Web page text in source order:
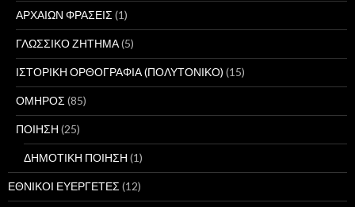
ΑΡΧΑΙΩΝ ΦΡΑΣΕΙΣ (1)
ΓΛΩΣΣΙΚΟ ΖΗΤΗΜΑ(5)
ΙΣΤΟΡΙΚΗ ΟΡΘΟΓΡΑΦΙΑ (ΠΟΛΥΤΟΝΙΚΟ) (15)
ΟΜΗΡΟΣ (85)
ΠΟΙΗΣΗ (25)
ΔΗΜΟΤΙΚΗ ΠΟΙΗΣΗ (1)
ΕΘΝΙΚΟΙ ΕΥΕΡΓΕΤΕΣ (12)